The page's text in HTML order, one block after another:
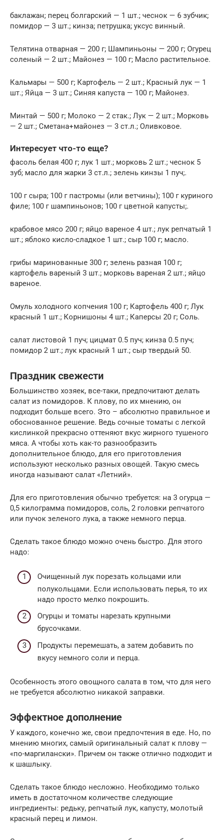
баклажан; перец болгарский — 1 шт.; чеснок — 6 зубчик;
помидор — 3 шт.; кинза; петрушка; уксус винный.
Телятина отварная — 200 г; Шампиньоны — 200 г; Огурец
соленый — 2 шт.; Майонез — 100 г; Масло растительное.
Кальмары — 500 г; Картофель — 2 шт.; Красный лук — 1
шт.; Яйца — 3 шт.; Синяя капуста — 100 г; Майонез.
Минтай — 500 г; Молоко — 2 стак.; Лук — 2 шт.; Морковь
— 2 шт.; Сметана+майонез — 3 ст.л.; Оливковое.
Интересует что-то еще?
фасоль белая 400 г; лук 1 шт.; морковь 2 шт.; чеснок 5
зуб; масло для жарки 3 ст.л.; зелень кинзы 1 пуч;.
100 г сыра; 100 г пастромы (или ветчины); 100 г куриного
филе; 100 г шампиньонов; 100 г цветной капусты;.
крабовое мясо 200 г; яйцо вареное 4 шт.; лук репчатый 1
шт.; яблоко кисло-сладкое 1 шт.; сыр 100 г; масло.
грибы маринованные 300 г; зелень разная 100 г;
картофель вареный 3 шт.; морковь вареная 2 шт.; яйцо
вареное.
Омуль холодного копчения 100 г; Картофель 400 г; Лук
красный 1 шт.; Корнишоны 4 шт.; Каперсы 20 г; Соль.
салат листовой 1 пуч; цицмат 0.5 пуч; кинза 0.5 пуч;
помидор 2 шт.; лук красный 1 шт.; сыр твердый 50.
Праздник свежести
Большинство хозяек, все-таки, предпочитают делать
салат из помидоров. К плову, по их мнению, он
подходит больше всего. Это – абсолютно правильное и
обоснованное решение. Ведь сочные томаты с легкой
кислинкой прекрасно оттеняют вкус жирного тушеного
мяса. А чтобы хоть как-то разнообразить
дополнительное блюдо, для его приготовления
используют несколько разных овощей. Такую смесь
иногда называют салат «Летний».
Для его приготовления обычно требуется: на 3 огурца —
0,5 килограмма помидоров, соль, 2 головки репчатого
или пучок зеленого лука, а также немного перца.
Сделать такое блюдо можно очень быстро. Для этого
надо:
Очищенный лук порезать кольцами или
полукольцами. Если использовать перья, то их
надо просто мелко покрошить.
Огурцы и томаты нарезать крупными
брусочками.
Продукты перемешать, а затем добавить по
вкусу немного соли и перца.
Особенность этого овощного салата в том, что для него
не требуется абсолютно никакой заправки.
Эффектное дополнение
У каждого, конечно же, свои предпочтения в еде. Но, по
мнению многих, самый оригинальный салат к плову —
«по-маргилански». Причем он также отлично подходит и
к шашлыку.
Сделать такое блюдо несложно. Необходимо только
иметь в достаточном количестве следующие
ингредиенты: редьку, репчатый лук, капусту, молотый
красный перец и лимон.